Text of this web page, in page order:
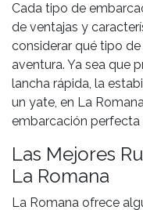
Cada tipo de
de ventajas y
considerar qué tipo
aventura. Ya sea que
lancha rápida, la
un yate, en La
embarcación perfecta
Las Mejores
La Romana
La Romana ofrece